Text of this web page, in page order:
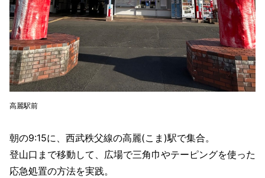
高麗駅前
朝の9:15に、西武秩父線の高麗(こま)駅で集合。
登山口まで移動して、広場で三角巾やテーピングを使った
応急処置の方法を実践。